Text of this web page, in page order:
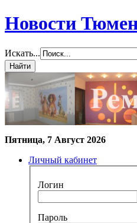
Новости
Искать...
Пятница, 7 Август 2026
Личный кабинет
Логин
Пароль